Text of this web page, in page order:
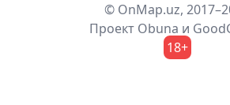
© OnMap.uz,
Проект Obuna и
18+